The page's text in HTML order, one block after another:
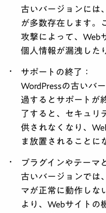
古いバージョンには
が多数存在します。
攻撃によって、Web
個人情報が漏洩した
サポートの終了 ：
WordPressの古いバ
過するとサポートが
了すると、セキュリ
供されなくなり、
ま放置されることに
プラグインやテーマ
古いバージョンでは
マが正常に動作しな
より、Webサイトの